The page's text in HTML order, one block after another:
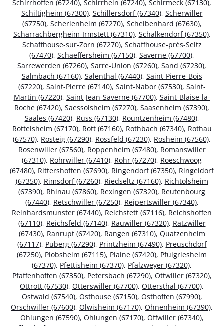
Schirrhoffen (67240), Schirrhein (67240), Schirmeck (67130),
Schiltigheim (67300), Schillersdorf (67340), Scherwiller
(67750), Scherlenheim (67270), Scheibenhard (67630),
Scharrachbergheim-Irmstett (67310), Schalkendorf (67350),
Schaffhouse-sur-Zorn (67270), Schaffhouse-près-Seltz
(67470), Schaeffersheim (67150), Saverne (67700),
Sarrewerden (67260), Sarre-Union (67260), Sand (67230),
Salmbach (67160), Salenthal (67440), Saint-Pierre-Bois
(67220), Saint-Pierre (67140), Saint-Nabor (67530), Saint-
Martin (67220), Saint-Jean-Saverne (67700), Saint-Blaise-la-
Roche (67420), Saessolsheim (67270), Saasenheim (67390),
Saales (67420), Russ (67130), Rountzenheim (67480),
Rottelsheim (67170), Rott (67160), Rothbach (67340), Rothau
(67570), Rosteig (67290), Rossfeld (67230), Rosheim (67560),
Rosenwiller (67560), Roppenheim (67480), Romanswiller
(67310), Rohrwiller (67410), Rohr (67270), Roeschwoog
(67480), Rittershoffen (67690), Ringendorf (67350), Ringeldorf
(67350), Rimsdorf (67260), Riedseltz (67160), Richtolsheim
(67390), Rhinau (67860), Rexingen (67320), Reutenbourg
(67440), Retschwiller (67250), Reipertswiller (67340),
Reinhardsmunster (67440), Reichstett (67116), Reichshoffen
(67110), Reichsfeld (67140), Rauwiller (67320), Ratzwiller
(67430), Ranrupt (67420), Rangen (67310), Quatzenheim
(67117), Puberg (67290), Printzheim (67490), Preuschdorf
(67250), Plobsheim (67115), Plaine (67420), Pfulgriesheim
(67370), Pfettisheim (67370), Pfalzweyer (67320),
Pfaffenhoffen (67350), Petersbach (67290), Ottwiller (67320),
Ottrott (67530), Otterswiller (67700), Ottersthal (67700),
Ostwald (67540), Osthouse (67150), Osthoffen (67990),
Orschwiller (67600), Olwisheim (67170), Ohnenheim (67390),
Ohlungen (67590), Ohlungen (67170), Offwiller (67340),